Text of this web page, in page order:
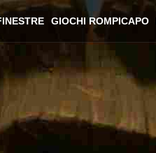
GIOCHI ROMPICAPO